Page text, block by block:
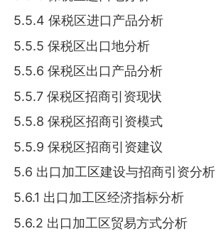
5.5.4 保税区进口产品分析
5.5.5 保税区出口地分析
5.5.6 保税区出口产品分析
5.5.7 保税区招商引资现状
5.5.8 保税区招商引资模式
5.5.9 保税区招商引资建议
5.6 出口加工区建设与招商引资分析
5.6.1 出口加工区经济指标分析
5.6.2 出口加工区贸易方式分析